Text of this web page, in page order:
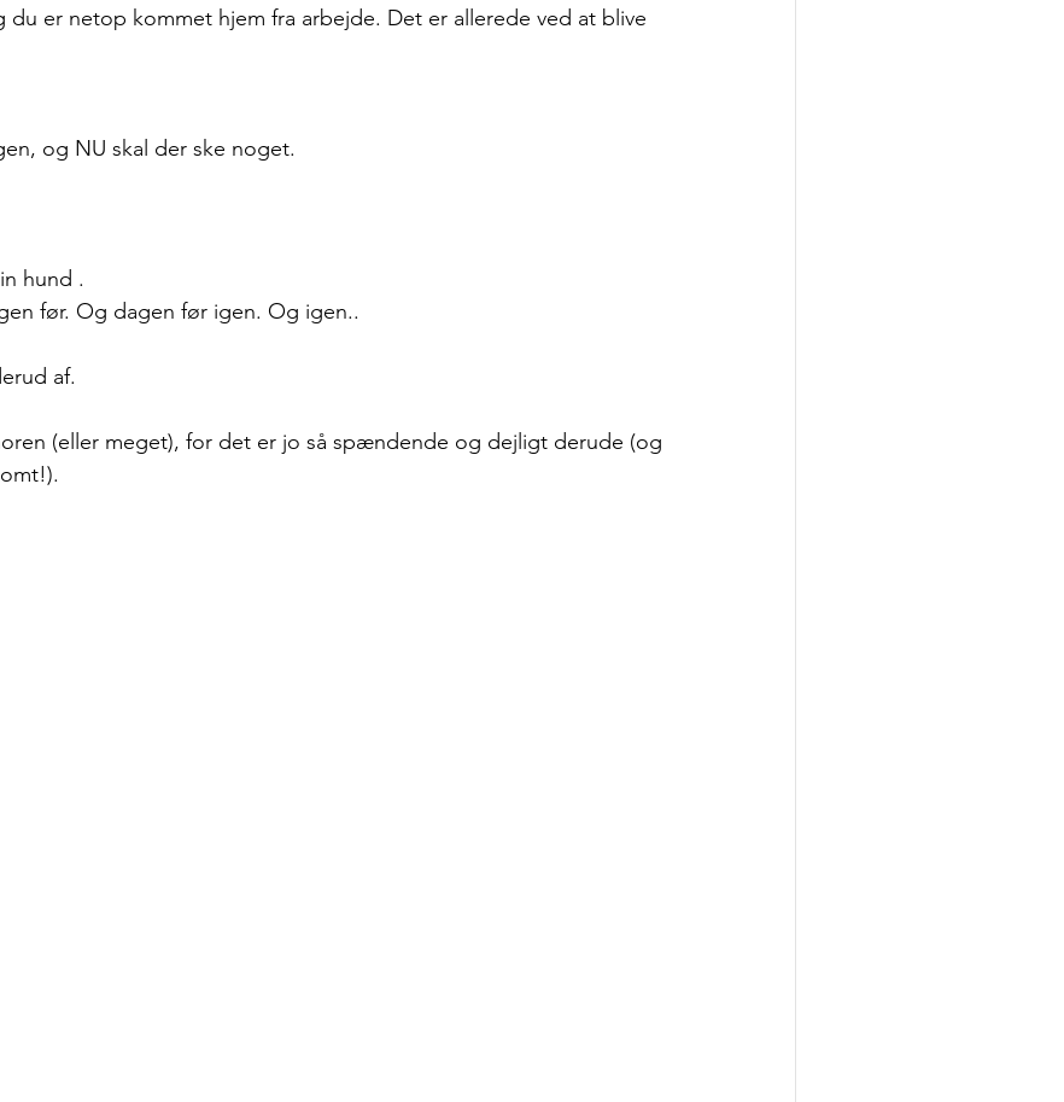
er netop kommet hjem fra arbejde. Det er allerede ved at blive
og NU skal der ske noget.
hund .
før. Og dagen før igen. Og igen..
af.
(eller meget), for det er jo så spændende og dejligt derude (og